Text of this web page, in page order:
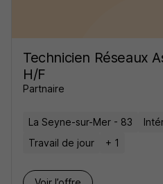
Technicien Réseaux
H/F
Partnaire
La Seyne-sur-Mer - 83
Travail de jour
+ 1